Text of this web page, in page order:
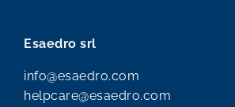
Esaedro srl
info@esaedro.com
helpcare@esaedro.com